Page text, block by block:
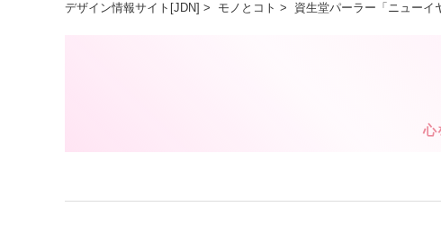
デザイン情報サイト[JDN] > モノとコト > 資生堂パーラー「ニューイ
心